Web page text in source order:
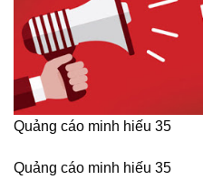
Quảng cáo minh hiếu 35
Quảng cáo minh hiếu 35